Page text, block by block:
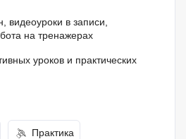
видеоуроки в записи,
на тренажерах
уроков и практических
Практика